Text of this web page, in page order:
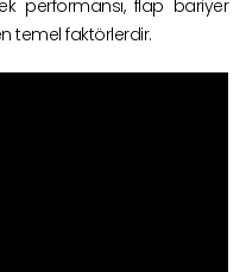
performansı, flap bariyer
temel faktörlerdir.